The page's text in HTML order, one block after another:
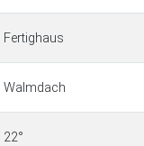
Fertighaus
Walmdach
22°